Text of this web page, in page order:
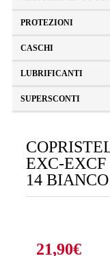
PROTEZIONI
CASCHI
LUBRIFICANTI
SUPERSCONTI
EXC-EXCF
14 BIANCO
21,90€